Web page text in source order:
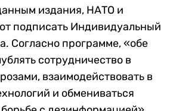
издания, НАТО и
подписать Индивидуальный
Согласно программе, «обе
сотрудничество в
взаимодействовать в
и обмениваться